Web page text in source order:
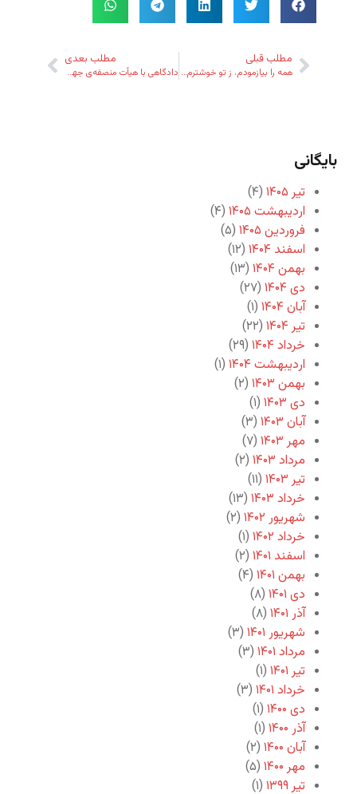
مطلب قبلی
همه را بیازمودم، ز تو خوشترم نیامد
مطلب بعدی
دادگاهی با هیأت منصفه‌ی جهانی
بایگانی
تیر ۱۴۰۵
(۴)
اردیبهشت ۱۴۰۵
(۴)
فروردین ۱۴۰۵
(۵)
اسفند ۱۴۰۴
(۱۲)
بهمن ۱۴۰۴
(۱۳)
دی ۱۴۰۴
(۲۷)
آبان ۱۴۰۴
(۱)
تیر ۱۴۰۴
(۲۲)
خرداد ۱۴۰۴
(۲۹)
اردیبهشت ۱۴۰۴
(۱)
بهمن ۱۴۰۳
(۲)
دی ۱۴۰۳
(۱)
آبان ۱۴۰۳
(۳)
مهر ۱۴۰۳
(۷)
مرداد ۱۴۰۳
(۲)
تیر ۱۴۰۳
(۱۱)
خرداد ۱۴۰۳
(۱۳)
شهریور ۱۴۰۲
(۲)
خرداد ۱۴۰۲
(۱)
اسفند ۱۴۰۱
(۲)
بهمن ۱۴۰۱
(۴)
دی ۱۴۰۱
(۸)
آذر ۱۴۰۱
(۸)
شهریور ۱۴۰۱
(۳)
مرداد ۱۴۰۱
(۳)
تیر ۱۴۰۱
(۱)
خرداد ۱۴۰۱
(۳)
دی ۱۴۰۰
(۱)
آذر ۱۴۰۰
(۱)
آبان ۱۴۰۰
(۲)
مهر ۱۴۰۰
(۵)
تیر ۱۳۹۹
(۱)